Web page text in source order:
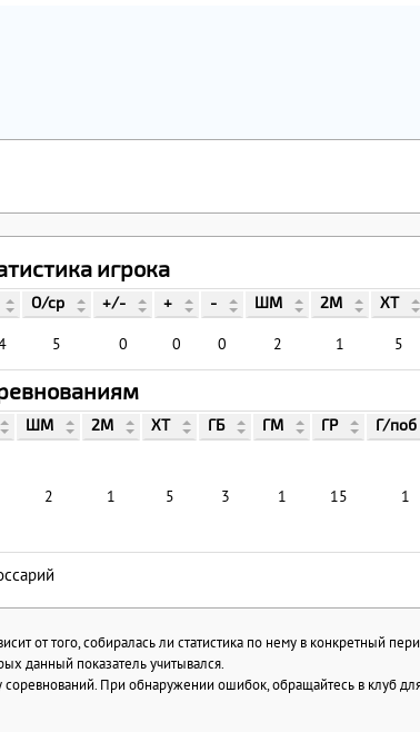
игрока
О/ср +/- + - ШМ 2М ХТ
5 0 0 0 2 1 5
ШМ 2М ХТ ГБ ГМ ГР Г/поб
2 1 5 3 1 15 1
от того, собиралась ли статистика по нему в конкретный
данный показатель учитывался.
При обнаружении ошибок, обращайтесь в клуб